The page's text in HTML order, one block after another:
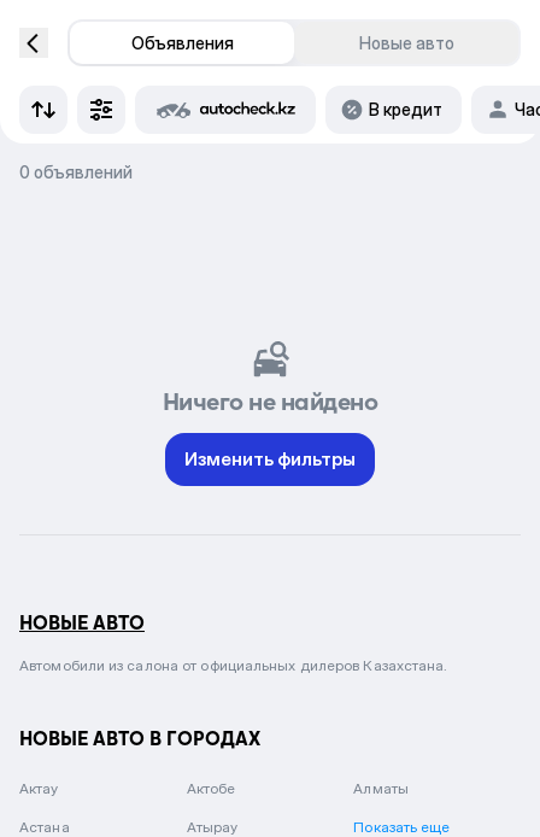
Объявления Новые авто
В кредит
0 объявлений
Ничего не найдено
Изменить фильтры
НОВЫЕ АВТО
Автомобили из салона от официальных дилеров Казахстана.
НОВЫЕ АВТО В ГОРОДАХ
Актау Актобе Алматы
Астана Атырау Показать еще